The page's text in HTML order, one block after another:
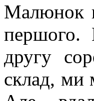
Малюнок
першого.
другу
склад, ми